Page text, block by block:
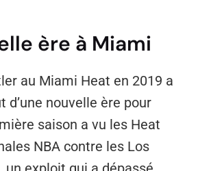
ère à Miami
au Miami Heat en 2019 a
d’une nouvelle ère pour
saison a vu les Heat
NBA contre les Los